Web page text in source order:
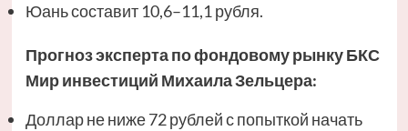
Юань составит 10,6–11,1 рубля.
Прогноз эксперта по фондовому рынку БКС
Мир инвестиций Михаила Зельцера:
Доллар не ниже 72 рублей с попыткой начать